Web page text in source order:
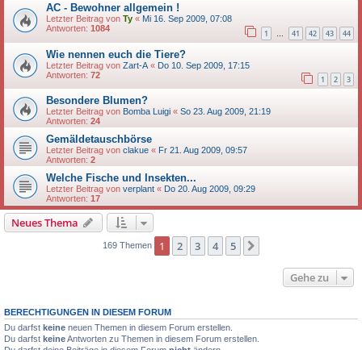
AC - Bewohner allgemein !
Letzter Beitrag von Ty « Mi 16. Sep 2009, 07:08
Antworten: 1084 1 … 41 42 43 44
Wie nennen euch die Tiere?
Letzter Beitrag von Zart-A « Do 10. Sep 2009, 17:15
Antworten: 72 1 2 3
Besondere Blumen?
Letzter Beitrag von Bomba Luigi « So 23. Aug 2009, 21:19
Antworten: 24
Gemäldetauschbörse
Letzter Beitrag von clakue « Fr 21. Aug 2009, 09:57
Antworten: 2
Welche Fische und Insekten...
Letzter Beitrag von verplant « Do 20. Aug 2009, 09:29
Antworten: 17
Neues Thema
169 Themen 1 2 3 4 5
Gehe zu
BERECHTIGUNGEN IN DIESEM FORUM
Du darfst keine neuen Themen in diesem Forum erstellen.
Du darfst keineAntworten zu Themen in diesem Forum erstellen.